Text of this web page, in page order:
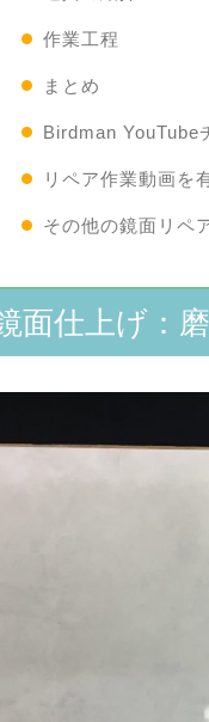
作業工程
まとめ
Birdman YouTube
リペア作業動画を
その他の鏡面リペ
面仕上げ：